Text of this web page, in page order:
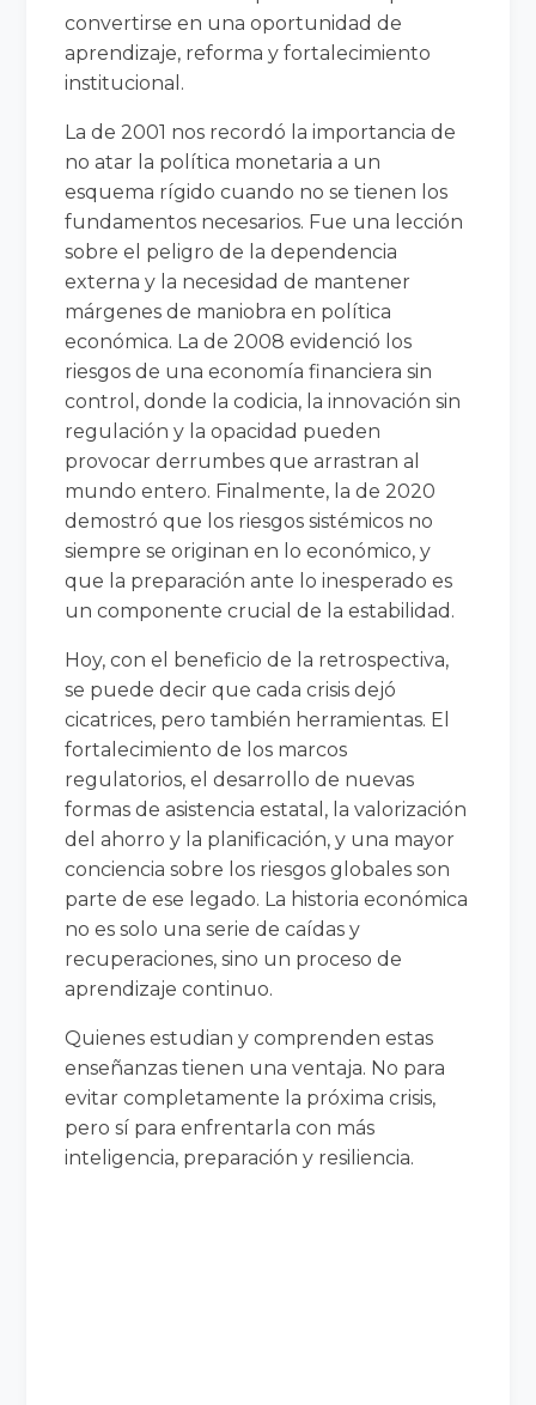
convertirse en una oportunidad de
aprendizaje, reforma y fortalecimiento
institucional.
La de 2001 nos recordó la importancia de
no atar la política monetaria a un
esquema rígido cuando no se tienen los
fundamentos necesarios. Fue una lección
sobre el peligro de la dependencia
externa y la necesidad de mantener
márgenes de maniobra en política
económica. La de 2008 evidenció los
riesgos de una economía financiera sin
control, donde la codicia, la innovación sin
regulación y la opacidad pueden
provocar derrumbes que arrastran al
mundo entero. Finalmente, la de 2020
demostró que los riesgos sistémicos no
siempre se originan en lo económico, y
que la preparación ante lo inesperado es
un componente crucial de la estabilidad.
Hoy, con el beneficio de la retrospectiva,
se puede decir que cada crisis dejó
cicatrices, pero también herramientas. El
fortalecimiento de los marcos
regulatorios, el desarrollo de nuevas
formas de asistencia estatal, la valorización
del ahorro y la planificación, y una mayor
conciencia sobre los riesgos globales son
parte de ese legado. La historia económica
no es solo una serie de caídas y
recuperaciones, sino un proceso de
aprendizaje continuo.
Quienes estudian y comprenden estas
enseñanzas tienen una ventaja. No para
evitar completamente la próxima crisis,
pero sí para enfrentarla con más
inteligencia, preparación y resiliencia.